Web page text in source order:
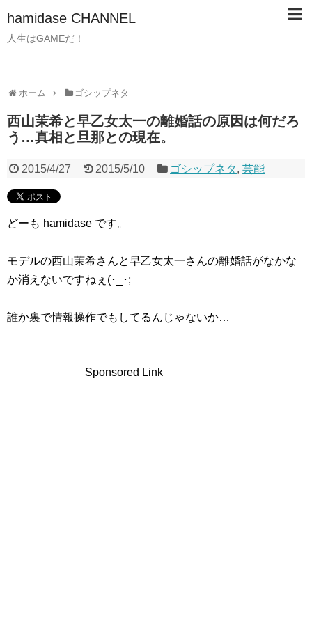
hamidase CHANNEL
人生はGAMEだ！
ホーム ゴシップネタ
西山茉希と早乙女太一の離婚話の原因は何だろ
う…真相と旦那との現在。
2015/4/27 2015/5/10 ゴシップネタ,芸能
どーも hamidase です。
モデルの西山茉希さんと早乙女太一さんの離婚話がなかな
か消えないですねぇ(･_･;
誰か裏で情報操作でもしてるんじゃないか…
Sponsored Link